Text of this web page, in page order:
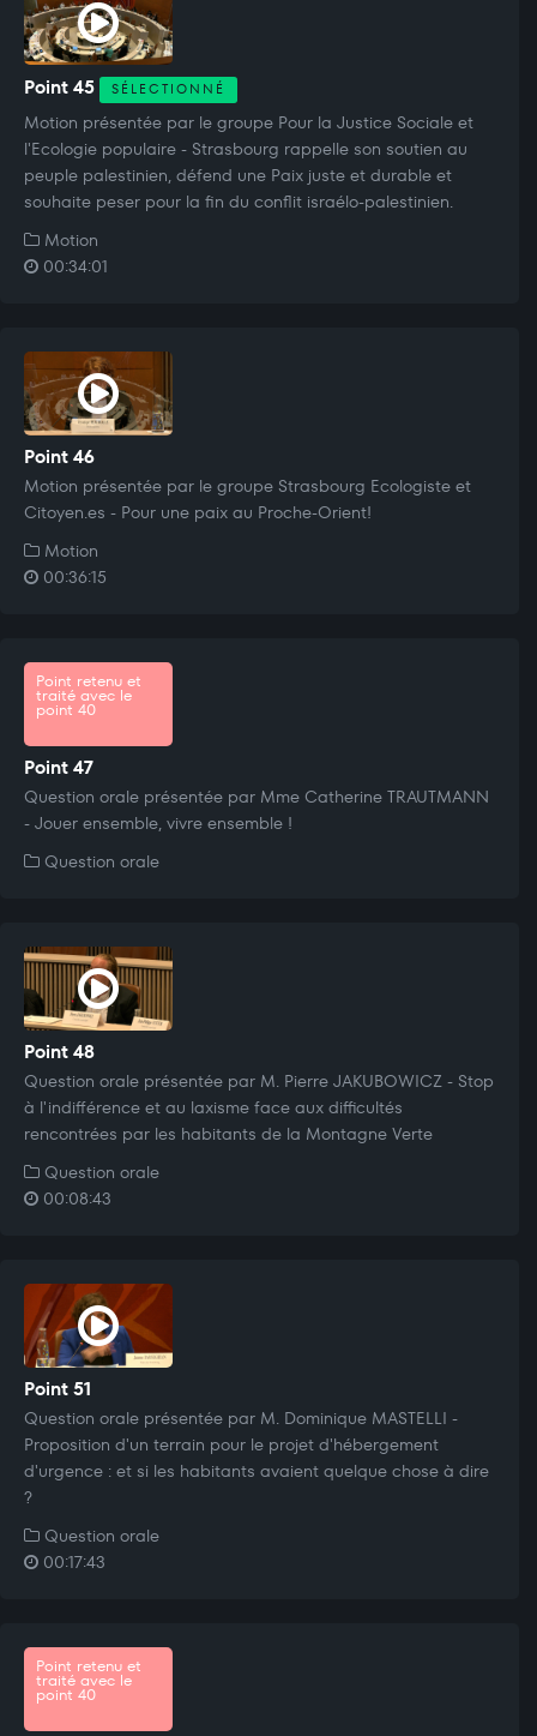
Point 45 SÉLECTIONNÉ
Motion présentée par le groupe Pour la Justice Sociale et
l'Ecologie populaire - Strasbourg rappelle son soutien au
peuple palestinien, défend une Paix juste et durable et
souhaite peser pour la fin du conflit israélo-palestinien.
Motion
00:34:01
Point 46
Motion présentée par le groupe Strasbourg Ecologiste et
Citoyen.es - Pour une paix au Proche-Orient!
Motion
00:36:15
Point retenu et
traité avec le
point 40
Point 47
Question orale présentée par Mme Catherine TRAUTMANN
- Jouer ensemble, vivre ensemble !
Question orale
Point 48
Question orale présentée par M. Pierre JAKUBOWICZ - Stop
à l'indifférence et au laxisme face aux difficultés
rencontrées par les habitants de la Montagne Verte
Question orale
00:08:43
Point 51
Question orale présentée par M. Dominique MASTELLI -
Proposition d'un terrain pour le projet d'hébergement
d'urgence : et si les habitants avaient quelque chose à dire
?
Question orale
00:17:43
Point retenu et
traité avec le
point 40